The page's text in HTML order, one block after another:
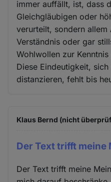
immer auffällt, ist, dass
Gleichgläubigen oder
verurteilt, sondern allem
Verständnis oder gar
Wohlwollen zur
Diese Eindeutigkeit,
distanzieren, fehlt bis
Klaus Bernd (nicht
Der Text trifft meine
Der Text trifft meine